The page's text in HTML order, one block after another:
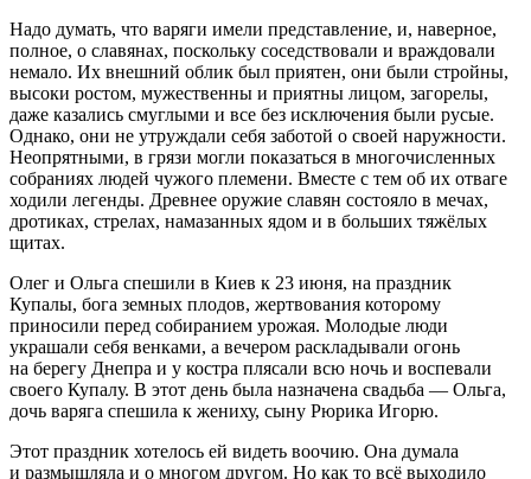
Надо думать, что варяги имели представление, и, наверное,
полное, о славянах, поскольку соседствовали и враждовали
немало. Их внешний облик был приятен, они были стройны,
высоки ростом, мужественны и приятны лицом, загорелы,
даже казались смуглыми и все без исключения были русые.
Однако, они не утруждали себя заботой о своей наружности.
Неопрятными, в грязи могли показаться в многочисленных
собраниях людей чужого племени. Вместе с тем об их отваге
ходили легенды. Древнее оружие славян состояло в мечах,
дротиках, стрелах, намазанных ядом и в больших тяжёлых
щитах.
Олег и Ольга спешили в Киев к 23 июня, на праздник
Купалы, бога земных плодов, жертвования которому
приносили перед собиранием урожая. Молодые люди
украшали себя венками, а вечером раскладывали огонь
на берегу Днепра и у костра плясали всю ночь и воспевали
своего Купалу. В этот день была назначена свадьба — Ольга,
дочь варяга спешила к жениху, сыну Рюрика Игорю.
Этот праздник хотелось ей видеть воочию. Она думала
и размышляла и о многом другом. Но как то всё выходило